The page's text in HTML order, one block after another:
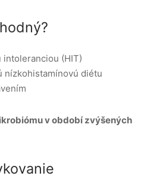
intoleranciou (HIT)
nízkohistamínovú diétu
v období zvýšených